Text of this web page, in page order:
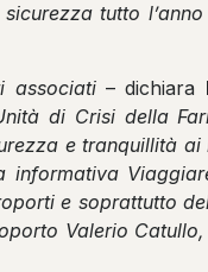
tutto
associati– dichiara
di Crisi della
e tranquillità
informativa
e soprattutto
Valerio Catullo,